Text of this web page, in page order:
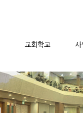
교회학교 사